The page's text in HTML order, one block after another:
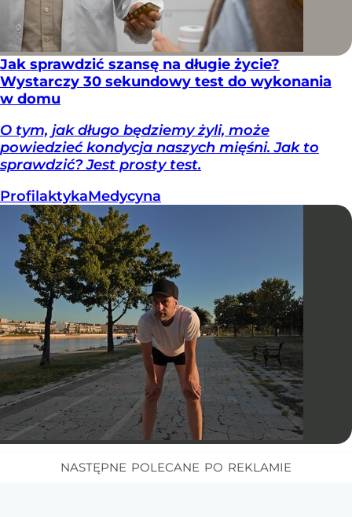
Jak sprawdzić szansę na długie życie?
Wystarczy 30 sekundowy test do wykonania
w domu
O tym, jak długo będziemy żyli, może
powiedzieć kondycja naszych mięśni. Jak to
sprawdzić? Jest prosty test.
ProfilaktykaMedycyna